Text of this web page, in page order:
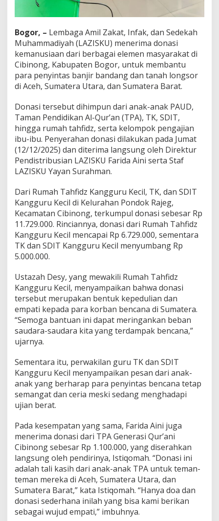
d
i
b
i
n
o
n
g
n
t
u
k
B
e
n
c
a
a
S
u
m
a
t
e
r
Bogor, – Lembaga Amil Zakat, Infak, dan Sedekah
Muhammadiyah (LAZISKU) menerima donasi
kemanusiaan dari berbagai elemen masyarakat di
Cibinong, Kabupaten Bogor, untuk membantu
para penyintas banjir bandang dan tanah longsor
di Aceh, Sumatera Utara, dan Sumatera Barat.
Donasi tersebut dihimpun dari anak-anak PAUD,
Taman Pendidikan Al-Qur’an (TPA), TK, SDIT,
hingga rumah tahfidz, serta kelompok pengajian
ibu-ibu. Penyerahan donasi dilakukan pada Jumat
(12/12/2025) dan diterima langsung oleh Direktur
Pendistribusian LAZISKU Farida Aini serta Staf
LAZISKU Yayan Surahman.
Dari Rumah Tahfidz Kangguru Kecil, TK, dan SDIT
Kangguru Kecil di Kelurahan Pondok Rajeg,
Kecamatan Cibinong, terkumpul donasi sebesar Rp
11.729.000. Rinciannya, donasi dari Rumah Tahfidz
Kangguru Kecil mencapai Rp 6.729.000, sementara
TK dan SDIT Kangguru Kecil menyumbang Rp
5.000.000.
Ustazah Desy, yang mewakili Rumah Tahfidz
Kangguru Kecil, menyampaikan bahwa donasi
tersebut merupakan bentuk kepedulian dan
empati kepada para korban bencana di Sumatera.
“Semoga bantuan ini dapat meringankan beban
saudara-saudara kita yang terdampak bencana,”
ujarnya.
Sementara itu, perwakilan guru TK dan SDIT
Kangguru Kecil menyampaikan pesan dari anak-
anak yang berharap para penyintas bencana tetap
semangat dan ceria meski sedang menghadapi
ujian berat.
Pada kesempatan yang sama, Farida Aini juga
menerima donasi dari TPA Generasi Qur’ani
Cibinong sebesar Rp 1.100.000, yang diserahkan
langsung oleh pendirinya, Istiqomah. “Donasi ini
adalah tali kasih dari anak-anak TPA untuk teman-
teman mereka di Aceh, Sumatera Utara, dan
Sumatera Barat,” kata Istiqomah. “Hanya doa dan
donasi sederhana inilah yang bisa kami berikan
sebagai wujud empati,” imbuhnya.